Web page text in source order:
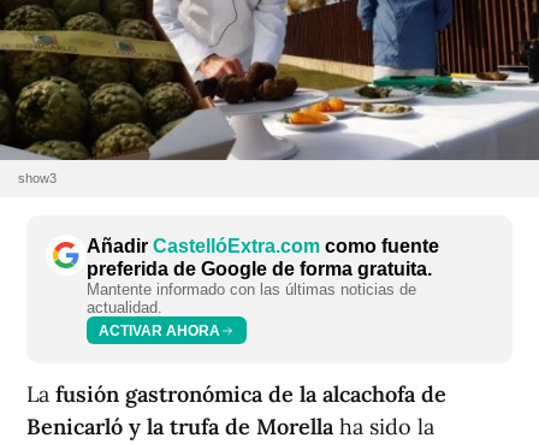
show3
Añadir CastellóExtra.com como fuente
preferida de Google de forma gratuita.
Mantente informado con las últimas noticias de
actualidad.
ACTIVAR AHORA
La fusión gastronómica de la alcachofa de
Benicarló y la trufa de Morella ha sido la